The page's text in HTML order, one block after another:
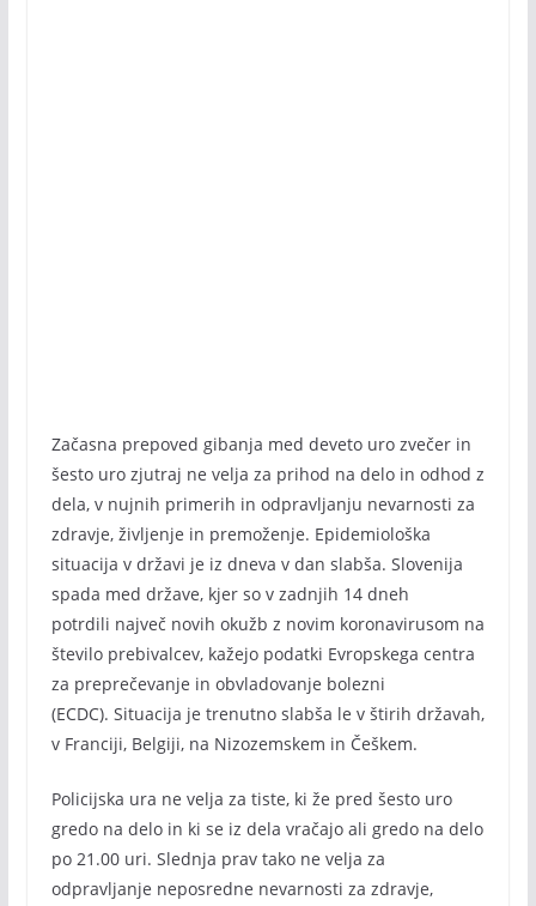
Začasna prepoved gibanja med deveto uro zvečer in
šesto uro zjutraj ne velja za prihod na delo in odhod z
dela, v nujnih primerih in odpravljanju nevarnosti za
zdravje, življenje in premoženje. Epidemiološka
situacija v državi je iz dneva v dan slabša. Slovenija
spada med države, kjer so v zadnjih 14 dneh
potrdili največ novih okužb z novim koronavirusom na
število prebivalcev, kažejo podatki Evropskega centra
za preprečevanje in obvladovanje bolezni
(ECDC). Situacija je trenutno slabša le v štirih državah,
v Franciji, Belgiji, na Nizozemskem in Češkem.
Policijska ura ne velja za tiste, ki že pred šesto uro
gredo na delo in ki se iz dela vračajo ali gredo na delo
po 21.00 uri. Slednja prav tako ne velja za
odpravljanje neposredne nevarnosti za zdravje,